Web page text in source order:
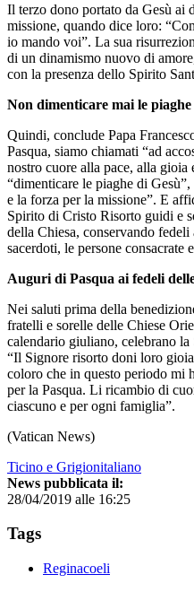
Il terzo dono portato da Gesù ai
missione, quando dice loro:
io mando voi”. La sua
di un dinamismo nuovo di
con la presenza dello Spirito
Non dimenticare mai le piaghe
Quindi, conclude Papa
Pasqua, siamo chiamati “ad
nostro cuore alla pace, alla gioia
“dimenticare le piaghe di
e la forza per la missione”. E
Spirito di Cristo Risorto guidi e
della Chiesa, conservando
sacerdoti, le persone consacrate
Auguri di Pasqua ai fedeli
Nei saluti prima della
fratelli e sorelle delle Chiese
calendario giuliano, celebrano la
“Il Signore risorto doni loro
coloro che in questo periodo mi
per la Pasqua. Li ricambio di
ciascuno e per ogni famiglia”.
(Vatican News)
Ticino e Grigionitaliano
News pubblicata il:
28/04/2019 alle 16:25
Tags
Reginacoeli